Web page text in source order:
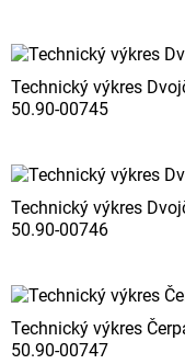
Technický výkres
50.90-00745
Technický výkres
50.90-00746
Technický výkres
50.90-00747